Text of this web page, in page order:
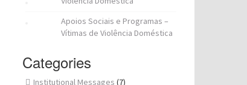
Apoios Sociais e Programas –
Vítimas de Violência Doméstica
Categories
Institutional Messages (7)